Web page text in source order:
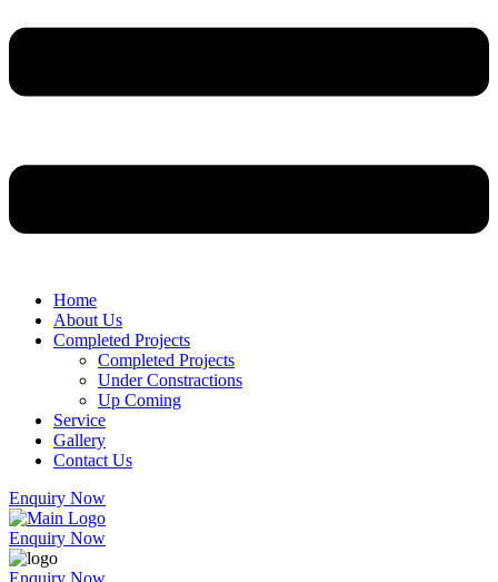
Home
About Us
Completed Projects
Completed Projects
Under Constractions
Up Coming
Service
Gallery
Contact Us
Enquiry Now
Enquiry Now
Enquiry Now